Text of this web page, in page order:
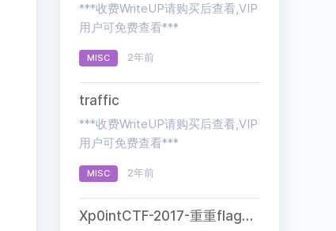
***收费WriteUP请购买后查看,VIP
用户可免费查看***
MISC 2年前
traffic
***收费WriteUP请购买后查看,VIP
用户可免费查看***
MISC 2年前
Xp0intCTF-2017-重重flag背后隐藏的秘密